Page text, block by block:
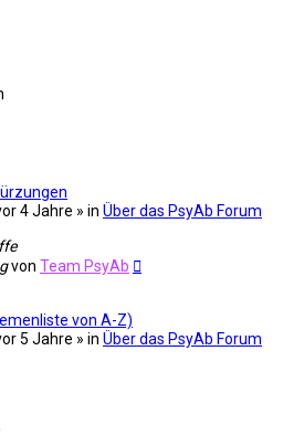
4 Jahre » in Über das PsyAb Forum
von Team PsyAb
von A-Z)
5 Jahre » in Über das PsyAb Forum